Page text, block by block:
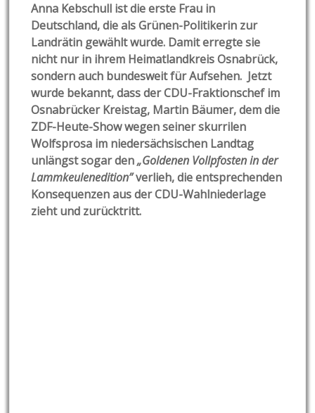
Anna Kebschull ist die erste Frau in
Deutschland, die als Grünen-Politikerin zur
Landrätin gewählt wurde. Damit erregte sie
nicht nur in ihrem Heimatlandkreis Osnabrück,
sondern auch bundesweit für Aufsehen. Jetzt
wurde bekannt, dass der CDU-Fraktionschef im
Osnabrücker Kreistag, Martin Bäumer, dem die
ZDF-Heute-Show wegen seiner skurrilen
Wolfsprosa im niedersächsischen Landtag
unlängst sogar den„Goldenen Vollpfosten in der
Lammkeulenedition”verlieh, die entsprechenden
Konsequenzen aus der CDU-Wahlniederlage
zieht und zurücktritt.